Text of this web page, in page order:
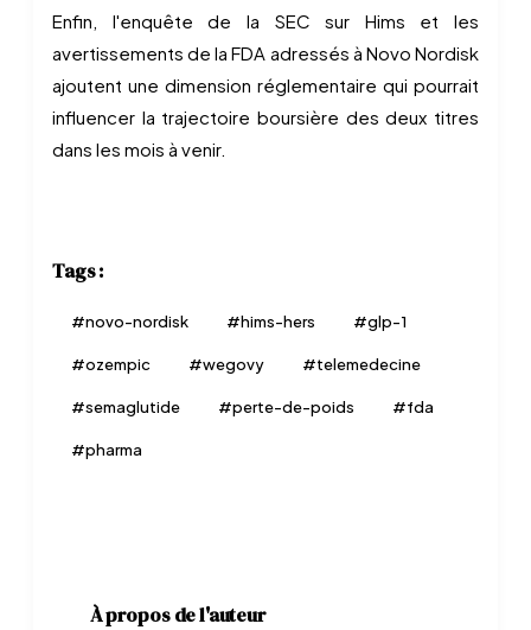
Enfin, l'enquête de la SEC sur Hims et les
avertissements de la FDA adressés à Novo Nordisk
ajoutent une dimension réglementaire qui pourrait
influencer la trajectoire boursière des deux titres
dans les mois à venir.
Tags :
#novo-nordisk #hims-hers #glp-1
#ozempic #wegovy #telemedecine
#semaglutide #perte-de-poids #fda
#pharma
À propos de l'auteur